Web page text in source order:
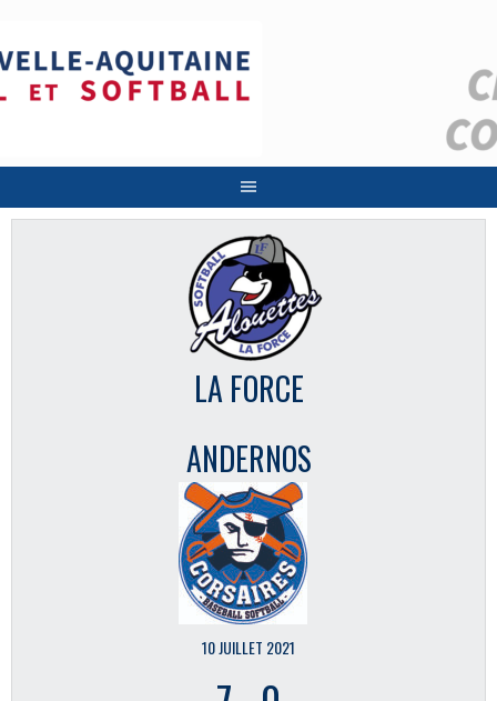
contenu
LA FORCE
ANDERNOS
10 JUILLET 2021